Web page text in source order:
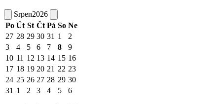
Srpen2026
Po Út St Čt Pá So Ne
27 28 29 30 31 1
2
3
4 5 6 7 8
9
10 11 12 13 14 15 16
17 18 19 20 21 22 23
24 25 26 27 28 29 30
31 1 2 3 4 5 6